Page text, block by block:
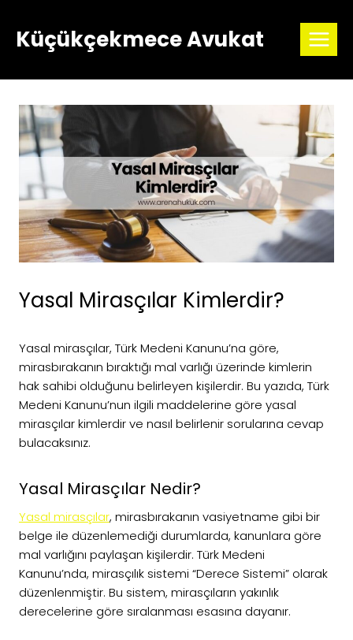
content
Küçükçekmece Avukat
Yasal Mirasçılar Kimlerdir?
Yasal mirasçılar, Türk Medeni Kanunu’na göre,
mirasbırakanın bıraktığı mal varlığı üzerinde kimlerin
hak sahibi olduğunu belirleyen kişilerdir. Bu yazıda, Türk
Medeni Kanunu’nun ilgili maddelerine göre yasal
mirasçılar kimlerdir ve nasıl belirlenir sorularına cevap
bulacaksınız.
Yasal Mirasçılar Nedir?
Yasal mirasçılar, mirasbırakanın vasiyetname gibi bir
belge ile düzenlemediği durumlarda, kanunlara göre
mal varlığını paylaşan kişilerdir. Türk Medeni
Kanunu’nda, mirasçılık sistemi “Derece Sistemi” olarak
düzenlenmiştir. Bu sistem, mirasçıların yakınlık
derecelerine göre sıralanması esasına dayanır.